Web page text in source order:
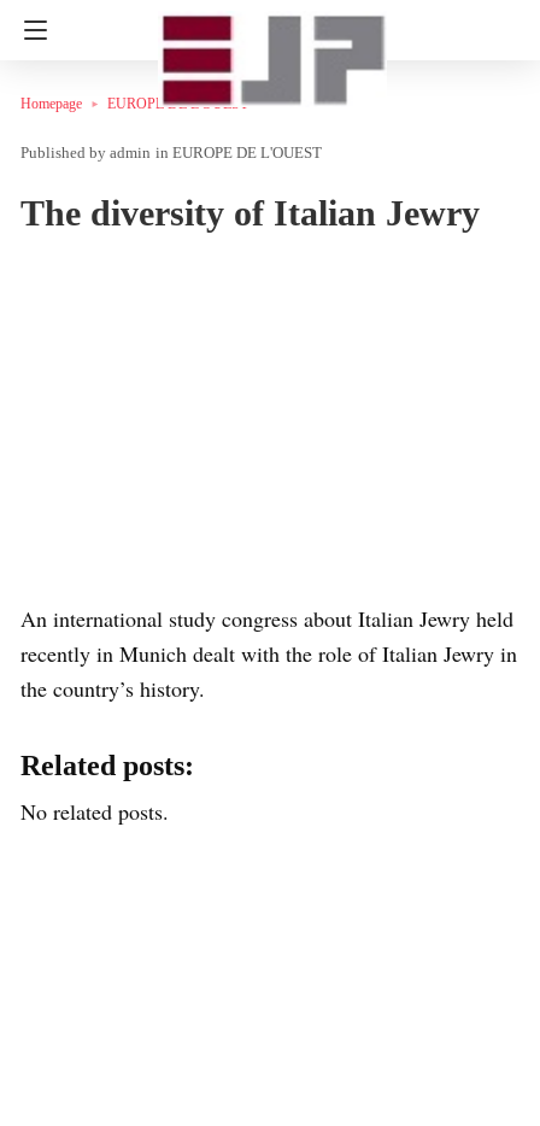
Homepage EUROPE DE L'OUEST
admin in EUROPE DE L'OUEST
The diversity of Italian Jewry
An international study congress about Italian Jewry held
recently in Munich dealt with the role of Italian Jewry in
the country’s history.
Related posts:
No related posts.